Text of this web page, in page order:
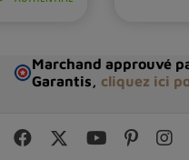
Marchand approuvé
Garantis, cliquez ici